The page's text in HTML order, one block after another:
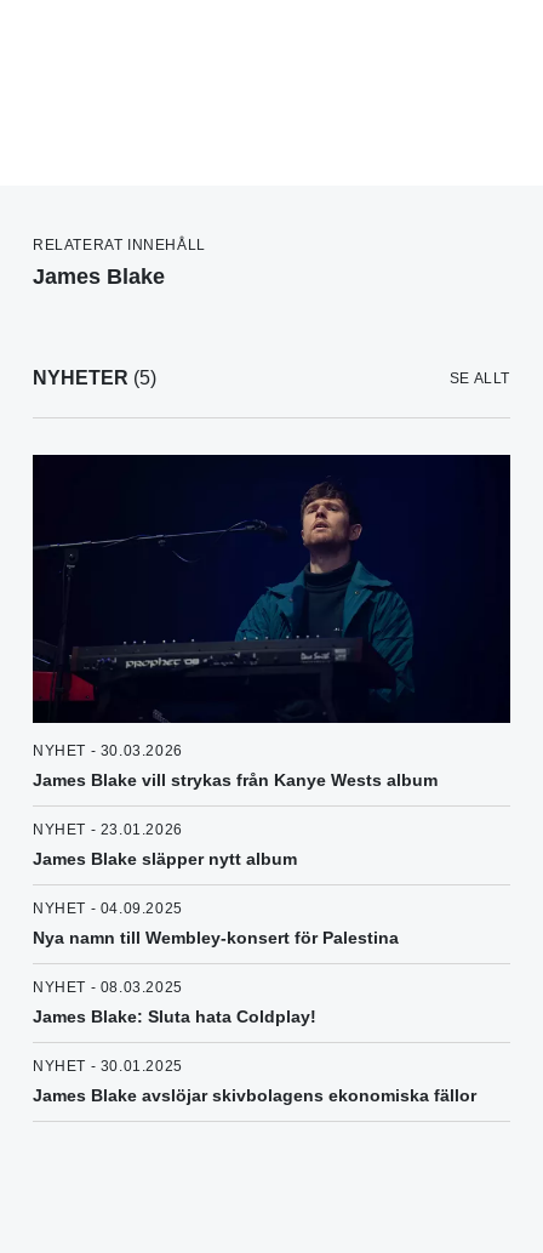
RELATERAT INNEHÅLL
James Blake
NYHETER (5) SE ALLT
NYHET - 30.03.2026
James Blake vill strykas från Kanye Wests album
NYHET - 23.01.2026
James Blake släpper nytt album
NYHET - 04.09.2025
Nya namn till Wembley-konsert för Palestina
NYHET - 08.03.2025
James Blake: Sluta hata Coldplay!
NYHET - 30.01.2025
James Blake avslöjar skivbolagens ekonomiska fällor